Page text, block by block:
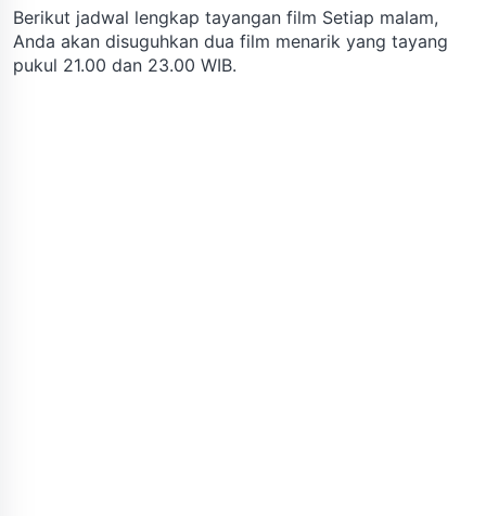
Berikut jadwal lengkap tayangan film Setiap malam,
Anda akan disuguhkan dua film menarik yang tayang
pukul 21.00 dan 23.00 WIB.